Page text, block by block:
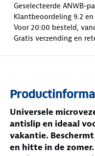
Geselecteerde ANWB-
Klantbeoordeling 9.2
Voor 20:00 besteld,
Gratis verzending en
Universele
antislip en ideaal
vakantie.
en hitte in de zomer.